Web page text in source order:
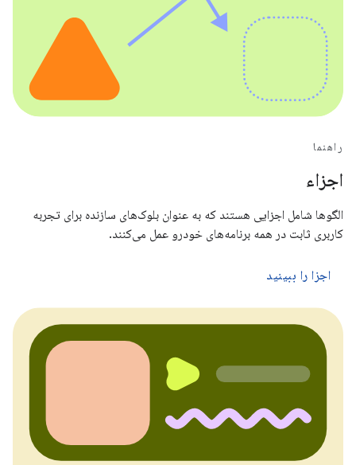
راهنما
اجزاء
الگوها شامل اجزایی هستند که به عنوان بلوک‌های سازنده برای تجربه
کاربری ثابت در همه برنامه‌های خودرو عمل می‌کنند.
اجزا را ببینید